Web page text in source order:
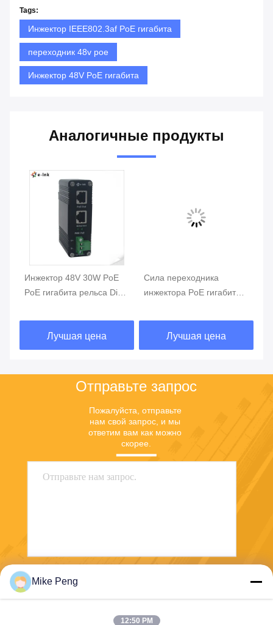
Tags:
Инжектор IEEE802.3af PoE гигабита
переходник 48v poe
Инжектор 48V PoE гигабита
Аналогичные продукты
Инжектор 48V 30W PoE
PoE гигабита рельса Din
PoE+
Лучшая цена
Сила переходника
инжектора PoE гигабита
60W OEM над
локальными сетями
Лучшая цена
Отправьте запрос
Пожалуйста, отправьте
нам свой запрос, и мы
ответим вам как можно
скорее.
Отправить
Mike Peng
12:50 PM